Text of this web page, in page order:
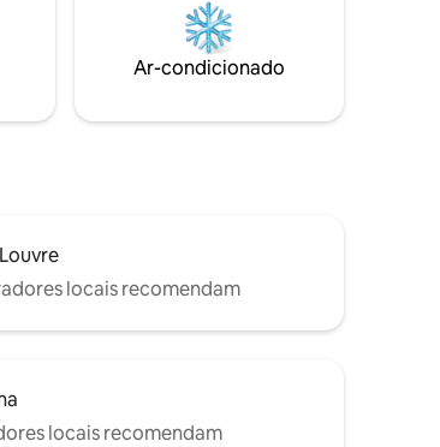
bairro vibrante repleto de cafés,
restaurantes e lojas. Estação de metrô a
apenas 2 minutos a pé. Perfeito para
casais, amigos ou estadias de negócios.
Ar-condicionado
locais recomendam
locais recomendam